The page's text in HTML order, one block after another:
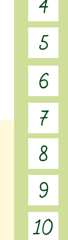
4
5
6
7
8
9
10